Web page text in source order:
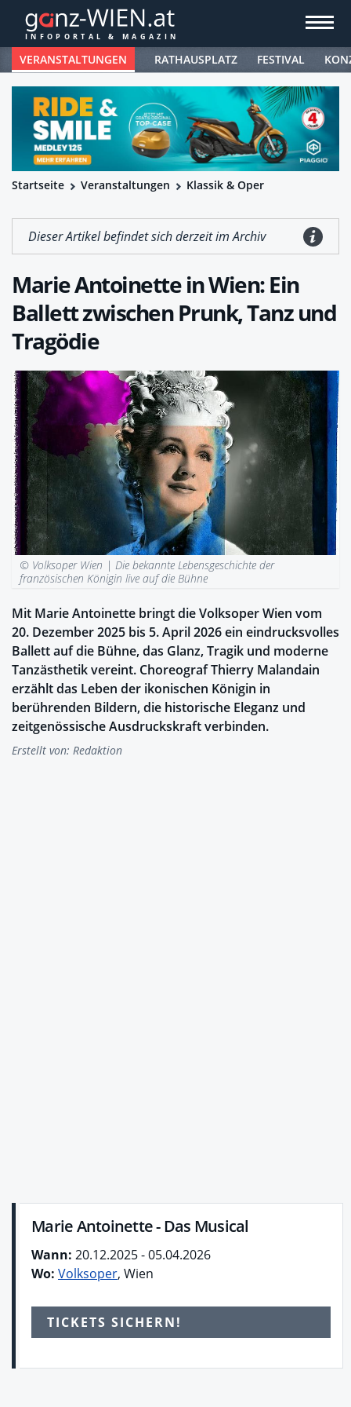
VERANSTALTUNGEN RATHAUSPLATZ FESTIVAL
Startseite Veranstaltungen Klassik & Oper
Dieser Artikel befindet sich derzeit im Archiv
Marie Antoinette in Wien: Ein
Ballett zwischen Prunk, Tanz und
Tragödie
© Volksoper Wien |Die bekannte Lebensgeschichte der
französischen Königin live auf die Bühne
Mit Marie Antoinette bringt die Volksoper Wien vom
20. Dezember 2025 bis 5. April 2026 ein eindrucksvolles
Ballett auf die Bühne, das Glanz, Tragik und moderne
Tanzästhetik vereint. Choreograf Thierry Malandain
erzählt das Leben der ikonischen Königin in
berührenden Bildern, die historische Eleganz und
zeitgenössische Ausdruckskraft verbinden.
Erstellt von: Redaktion
Marie Antoinette - Das Musical
Wann: 20.12.2025 - 05.04.2026
Wo: Volksoper, Wien
TICKETS SICHERN!